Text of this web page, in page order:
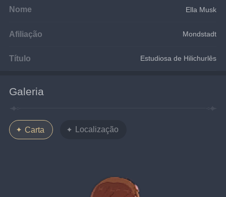
Nome Ella Musk
Afiliação Mondstadt
Título Estudiosa de Hilichurlês
Galeria
Carta Localização